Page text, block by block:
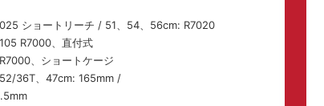
ショートリーチ / 51、54、56cm: R7020
R7000、直付式
、ショートケージ
36T、47cm: 165mm /